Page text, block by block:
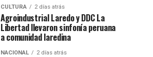
CULTURA 2 días atrás
Agroindustrial Laredo y DDC La
Libertad llevaron sinfonía peruana
a comunidad laredina
NACIONAL 2 días atrás